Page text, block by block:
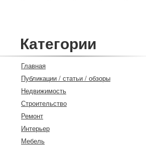
Категории
Главная
Публикации / статьи / обзоры
Недвижимость
Строительство
Ремонт
Интерьер
Мебель